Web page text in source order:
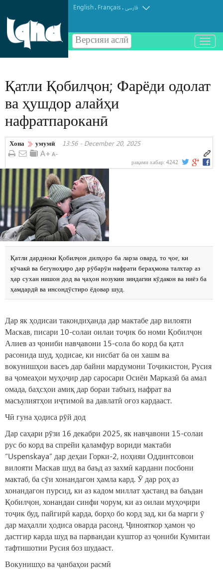
English. Français.فارسی
Версияи аслӣ
باز
و
منو
Қатли Қобилҷон; Фарёди одолат
ва ҳушдор алайҳи
нафратпароканӣ
Хона умумӣ 13:56 - December 20, 2025
рақами хабар: 4242
Қатли дардноки Қобилҷон дилҳоро ба ларза овард, то ҷое, ки
кӯчакӣ ва бегуноҳиро дар рӯбарӯи нафрати бераҳмона талхтар аз
ҳар сухан нишон дод ва ҷаҳон нозукии зиндагии кӯдакон ва ниёз ба
ҳамдардӣ ва инсондӯстиро ёдовар шуд.
Дар як ҳодисаи такондиҳанда дар мактабе дар вилояти
Маскав, писари 10-солаи оилаи тоҷик бо номи Қобилҷон
Алиев аз ҷониби навҷавони 15-сола бо корд ба қатл
расонида шуд, ҳодисае, ки нисбат ба он хашм ва
вокунишҳои васеъ дар байни мардумони Тоҷикистон, Русия
ва ҷомеаҳои муҳоҷир дар саросари Осиёи Марказӣ ба амал
омада, баҳсҳои амиқ дар бораи табъиз, нафрат ва
масъулиятҳои иҷтимоӣ ва давлатӣ оғоз кардааст.
Чӣ гуна ҳодиса рӯй дод
Дар саҳари рӯзи 16 декабри 2025, як навҷавони 15-солаи
рус бо корд ва спрейи қаламфур вориди мактаби
“Uspenskaya” дар деҳаи Горки-2, ноҳияи Оддинтсовои
вилояти Маскав шуд ва баъд аз захмӣ кардани посбони
мактаб, ба сӯи хонандагон ҳамла кард. Ӯ дар роҳ аз
хонандагон пурсид, ки аз кадом миллат ҳастанд ва баъдан
Қобилҷон, хонандаи синфи чорум, ки аз оилаи муҳоҷири
тоҷик буд, пайгирӣ карда, борҳо бо корд зад, ки ба марги ӯ
дар маҳалли ҳодиса оварда расонд. Ҷинояткор ҳамон ҷо
дастгир карда шуд ва парвандаи куштор аз ҷониби Кумитаи
тафтишотии Русия боз шудааст.
Вокунишҳо ва ҷанбаҳои расмӣ